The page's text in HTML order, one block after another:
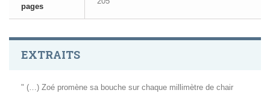
pages
EXTRAITS
" (…) Zoé promène sa bouche sur chaque millimètre de chair